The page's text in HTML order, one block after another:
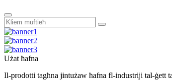
Użat ħafna
Il-prodotti tagħna jintużaw ħafna fl-industriji tal-ġett